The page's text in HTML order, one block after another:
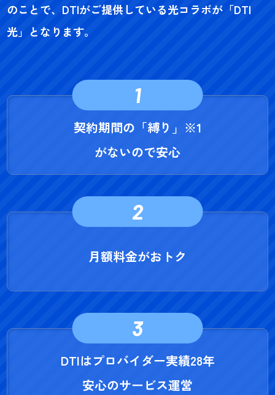
のことで、DTIがご提供している光コラボが「DTI
光」となります。
1
契約期間の「縛り」 ※1
がないので安心
2
月額料金がおトク
3
DTIはプロバイダー実績28年
安心のサービス運営